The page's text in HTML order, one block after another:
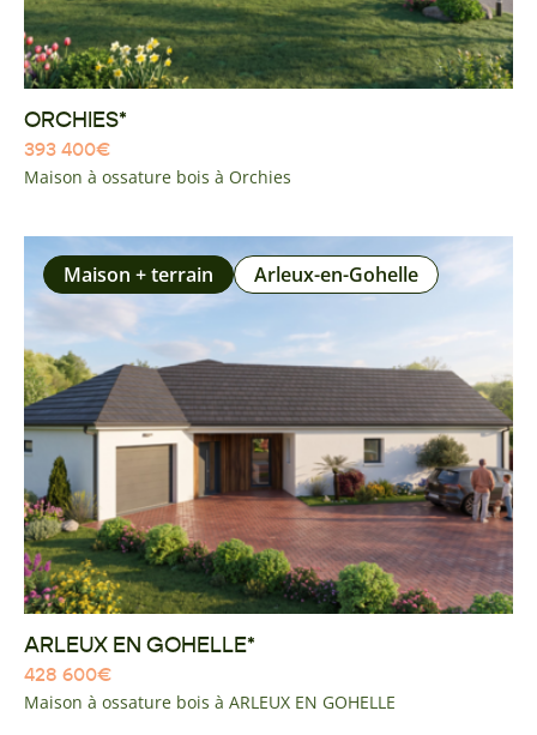
ORCHIES*
393 400€
Maison à ossature bois à Orchies
Maison + terrain Arleux-en-Gohelle
ARLEUX EN GOHELLE*
428 600€
Maison à ossature bois à ARLEUX EN GOHELLE